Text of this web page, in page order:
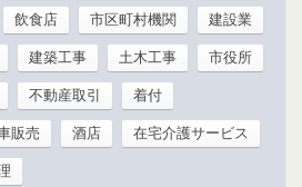
飲食店 市区町村機関 建設業
建築工事 土木工事 市役所
不動産取引 着付
販売 酒店 在宅介護サービス